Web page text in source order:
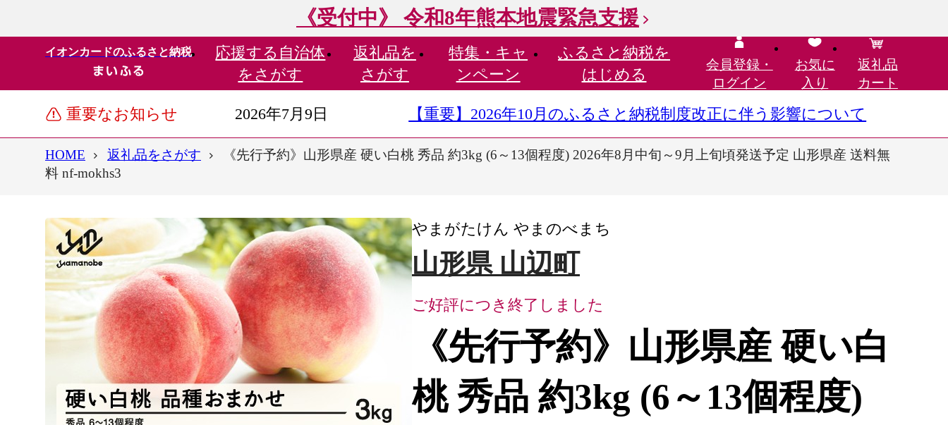
《受付中》 令和8年熊本地震緊急支援
イオンカードのふるさと納税 応援する 自治体
をさがす
返礼品を
さがす
特集・ キャ
ンペーン
ふるさと納税を
はじめる
会員登録・
ログイン
お気に
入り
返礼品
カート
重要なお知らせ 2026年7月9日 【重要】2026年10月のふるさと納税制度改正に伴う影響について
HOME 返礼品をさがす
《先行予約》山形県産 硬い白桃 秀品 約3kg (6～13個程度) 2026年8月中旬～9月上旬頃発送予定 山形県産 送料無
料 nf-mokhs3
やまがたけん やまのべまち
山形県 山辺町
ご好評につき終了しました
《先行予約》山形県産 硬い白
桃 秀品 約3kg (6～13個程度)